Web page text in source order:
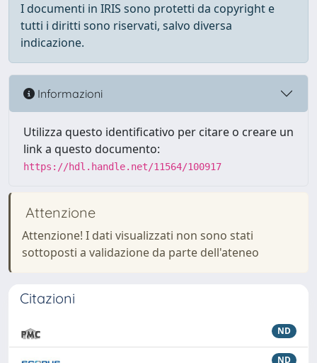
I documenti in IRIS sono protetti da copyright e
tutti i diritti sono riservati, salvo diversa
indicazione.
Informazioni
Utilizza questo identificativo per citare o creare un
link a questo documento:
https://hdl.handle.net/11564/100917
Attenzione
Attenzione! I dati visualizzati non sono stati
sottoposti a validazione da parte dell'ateneo
Citazioni
ND
ND